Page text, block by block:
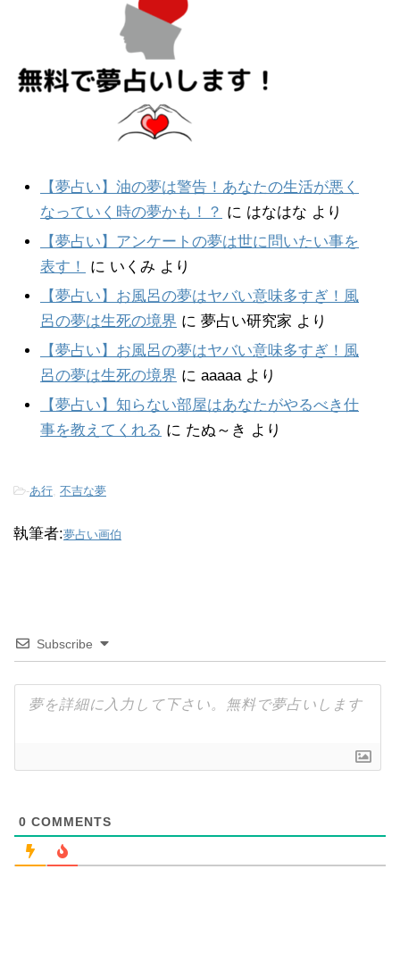
【夢占い】油の夢は警告！あなたの生活が悪く
なっていく時の夢かも！？ に はなはな より
【夢占い】アンケートの夢は世に問いたい事を
表す！
に いくみ より
【夢占い】お風呂の夢はヤバい意味多すぎ！風
呂の夢は生死の境界 に 夢占い研究家 より
【夢占い】お風呂の夢はヤバい意味多すぎ！風
呂の夢は生死の境界 に aaaaaより
【夢占い】知らない部屋はあなたがやるべき仕
事を教えてくれる に たぬ～き より
-あ行, 不吉な夢
執筆者:夢占い画伯
Subscribe
0 COMMENTS